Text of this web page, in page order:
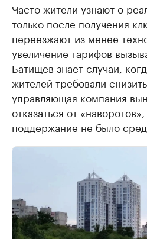
Часто жители узнают о
только после получения
переезжают из менее
увеличение тарифов
Батищев знает случаи,
жителей требовали
управляющая компания
отказаться от
поддержание не было